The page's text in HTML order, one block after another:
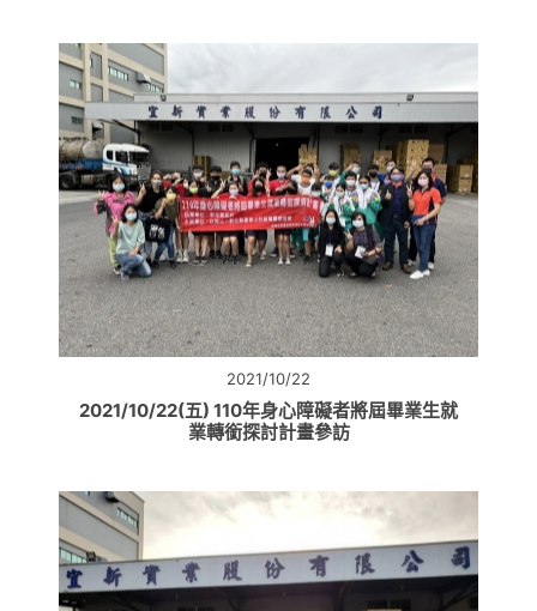
2021/10/22
2021/10/22(五) 110年身心障礙者將屆畢業生就
業轉銜探討計畫參訪